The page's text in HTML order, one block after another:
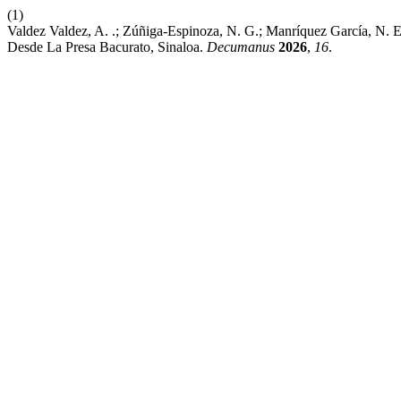
(1)
Valdez Valdez, A. .; Zúñiga-Espinoza, N. G.; Manríquez García,
Desde La Presa Bacurato, Sinaloa. Decumanus 2026, 16.